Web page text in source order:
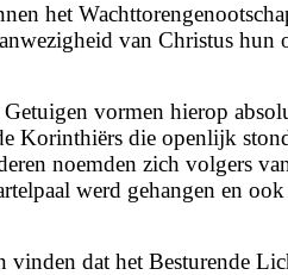
het
van Christus
Getuigen vormen hierop
Korinthiërs die openlijk
noemden zich volgers
werd gehangen en
vinden dat het Besturende